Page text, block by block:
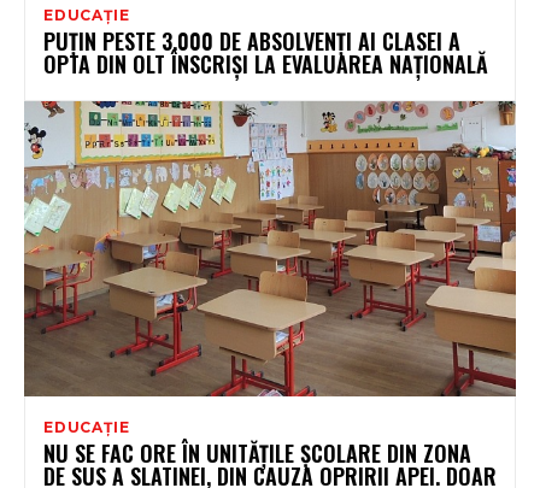
EDUCAȚIE
PUȚIN PESTE 3.000 DE ABSOLVENȚI AI CLASEI A
OPTA DIN OLT ÎNSCRIȘI LA EVALUAREA NAȚIONALĂ
EDUCAȚIE
NU SE FAC ORE ÎN UNITĂȚILE ȘCOLARE DIN ZONA
DE SUS A SLATINEI, DIN CAUZA OPRIRII APEI. DOAR